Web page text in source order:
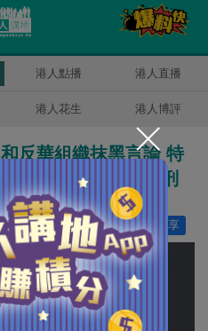
港人點播 港人直播
港人花生 港人博評
反華組織抹黑言論 特
潛逃離港就可逃避刑
分享
讚好 24